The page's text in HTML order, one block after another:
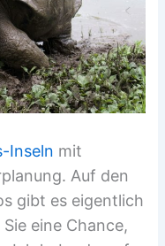
Inseln mit
Auf den
gibt es eigentlich
eine Chance,